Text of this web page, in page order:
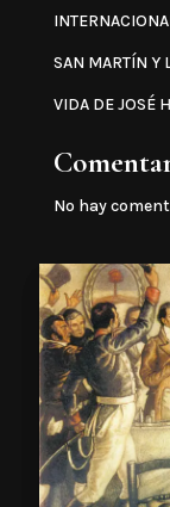
SAN MARTÍN Y
VIDA DE JOSÉ
No hay